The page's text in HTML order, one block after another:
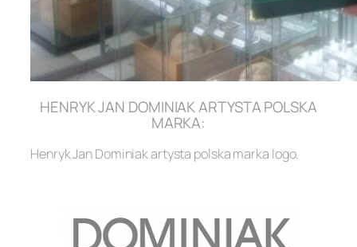
HENRYK JAN DOMINIAK ARTYSTA POLSKA
MARKA:
Henryk Jan Dominiak artysta polska marka logo.